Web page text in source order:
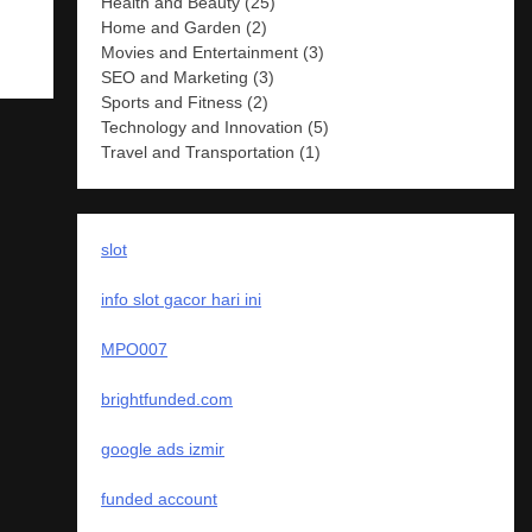
Home and Garden (2)
Movies and Entertainment (3)
SEO and Marketing (3)
Sports and Fitness (2)
Technology and Innovation (5)
Travel and Transportation (1)
slot
info slot gacor hari ini
MPO007
brightfunded.com
google ads izmir
funded account